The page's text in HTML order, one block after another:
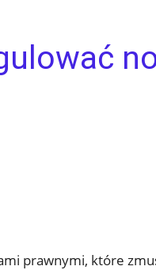
prawnymi, które